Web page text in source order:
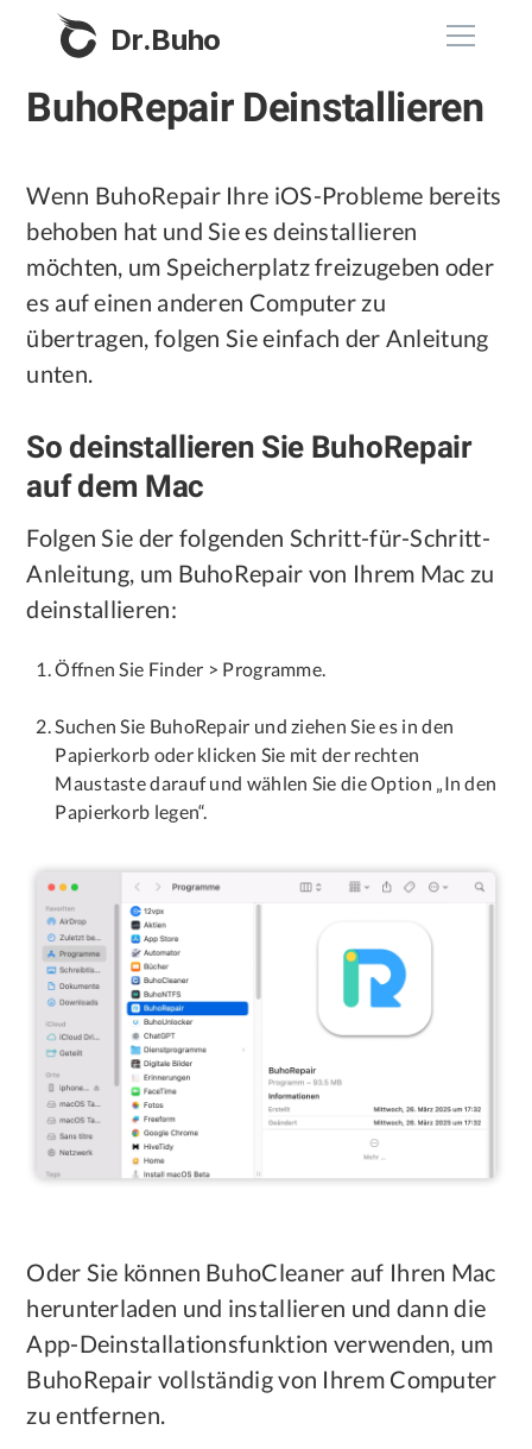
Dr.Buho
Startseite
Produkte
BuhoCleaner
BuhoUnlocker
BuhoRepair
BuhoNTFS
BuhoLaunchpad
Store
Blog
Unternehmen
Über uns
Unterstützung
Datenschutz
Rechtliches
BuhoRepair Deinstallieren
Wenn BuhoRepair Ihre iOS-Probleme bereits
behoben hat und Sie es deinstallieren
möchten, um Speicherplatz freizugeben oder
es auf einen anderen Computer zu
übertragen, folgen Sie einfach der Anleitung
unten.
So deinstallieren Sie BuhoRepair
auf dem Mac
Folgen Sie der folgenden Schritt-für-Schritt-
Anleitung, um BuhoRepair von Ihrem Mac zu
deinstallieren:
Öffnen Sie Finder > Programme.
Suchen Sie BuhoRepair und ziehen Sie es in den
Papierkorb oder klicken Sie mit der rechten
Maustaste darauf und wählen Sie die Option „In den
Papierkorb legen“.
Oder Sie können BuhoCleaner auf Ihren Mac
herunterladen und installieren und dann die
App-Deinstallationsfunktion verwenden, um
BuhoRepair vollständig von Ihrem Computer
zu entfernen.